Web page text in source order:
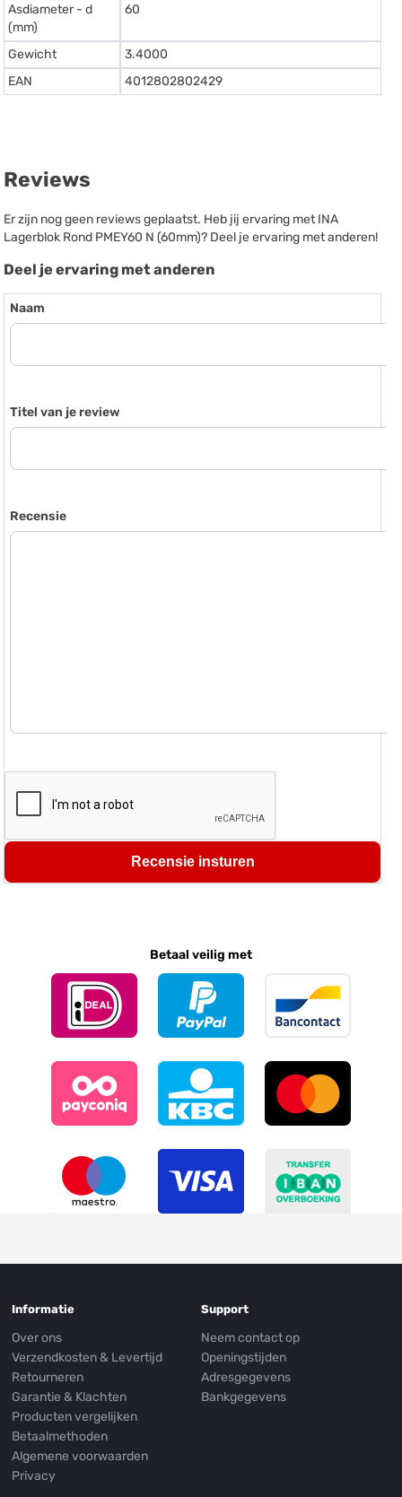
Asdiameter - d
(mm)
60
Gewicht
3.4000
EAN
4012802802429
Reviews
Er zijn nog geen reviews geplaatst. Heb jij ervaring met INA
Lagerblok Rond PMEY60 N (60mm)? Deel je ervaring met anderen!
Deel je ervaring met anderen
Naam
Titel van je review
Recensie
Recensie insturen
Betaal veilig met
Informatie
Over ons
Verzendkosten & Levertijd
Retourneren
Garantie & Klachten
Producten vergelijken
Betaalmethoden
Algemene voorwaarden
Privacy
Support
Neem contact op
Openingstijden
Adresgegevens
Bankgegevens